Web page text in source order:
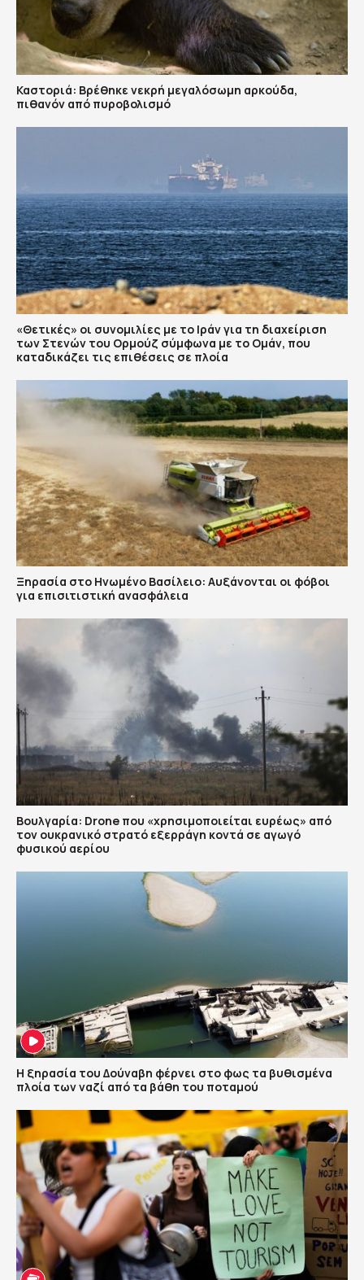
Καστοριά: Βρέθηκε νεκρή μεγαλόσωμη αρκούδα,
πιθανόν από πυροβολισμό
«Θετικές» οι συνομιλίες με το Ιράν για τη διαχείριση
των Στενών του Ορμούζ σύμφωνα με το Ομάν, που
καταδικάζει τις επιθέσεις σε πλοία
Ξηρασία στο Ηνωμένο Βασίλειο: Αυξάνονται οι φόβοι
για επισιτιστική ανασφάλεια
Βουλγαρία: Drone που «χρησιμοποιείται ευρέως» από
τον ουκρανικό στρατό εξερράγη κοντά σε αγωγό
φυσικού αερίου
Η ξηρασία του Δούναβη φέρνει στο φως τα βυθισμένα
πλοία των ναζί από τα βάθη του ποταμού